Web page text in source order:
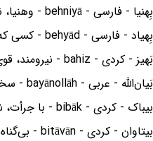
بِهنیا - فارسی - behniyā - وهنیا، نیک نژاد، اصیل، شریف
بِهیاد - فارسی - behyād - کسی که از او به نیکی یاد می‌کنند.
بَهیز - کردی - bahiz - نیرومند، قوی
بَیان‌الله - عربی - bayānollāh - سخن و گفتار خداوند
بیباک - کردی - bibāk - با جرأت، شجاع و دلاور
بیتاوان - کردی - bitāvān - بی‌گناه